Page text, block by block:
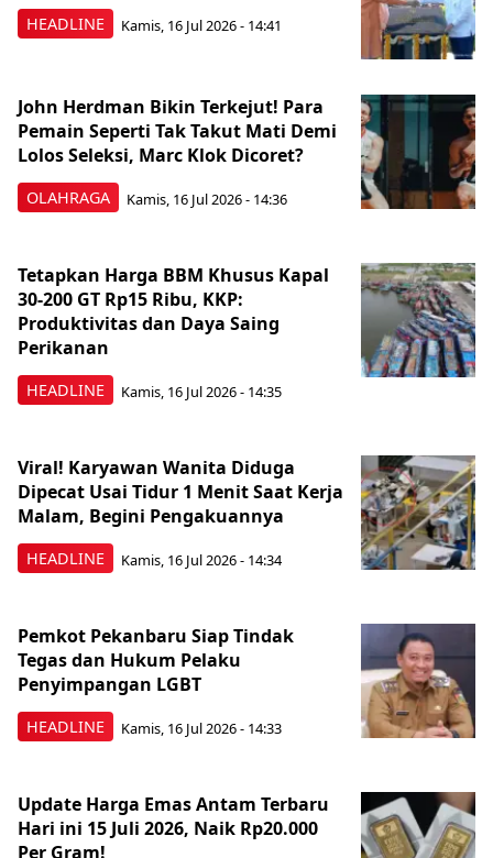
HEADLINE Kamis, 16 Jul 2026 - 14:41
OLAHRAGA
John Herdman Bikin Terkejut! Para
Pemain Seperti Tak Takut Mati Demi
Lolos Seleksi, Marc Klok Dicoret?
Kamis, 16 Jul 2026 - 14:36
HEADLINE
Tetapkan Harga BBM Khusus Kapal
30-200 GT Rp15 Ribu, KKP:
Produktivitas dan Daya Saing
Perikanan
Kamis, 16 Jul 2026 - 14:35
HEADLINE
Viral! Karyawan Wanita Diduga
Dipecat Usai Tidur 1 Menit Saat Kerja
Malam, Begini Pengakuannya
Kamis, 16 Jul 2026 - 14:34
HEADLINE
Pemkot Pekanbaru Siap Tindak
Tegas dan Hukum Pelaku
Penyimpangan LGBT
Kamis, 16 Jul 2026 - 14:33
Update Harga Emas Antam Terbaru
Hari ini 15 Juli 2026, Naik Rp20.000
Per Gram!